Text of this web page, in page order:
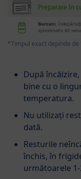
*Timpul exact depinde de
După
bine cu o
temperatura.
Nu utilizați
dată.
Resturile
închis, în
următoarele